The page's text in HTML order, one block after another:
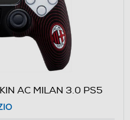
AC MILAN 3.0 PS5